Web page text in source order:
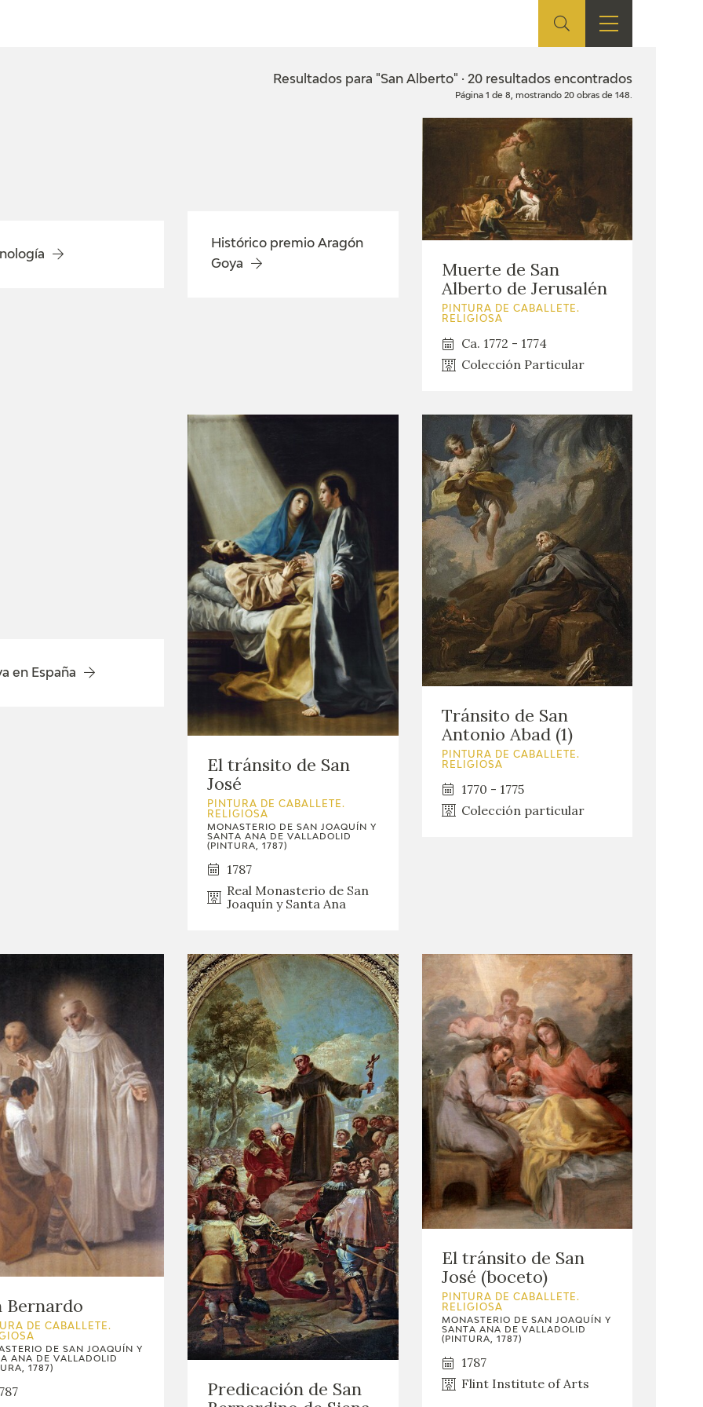
EDICIONES TIENDA EDUCA
RECURSOS
FICHAS ARASAAC
Resultados para "San Alberto" · 20 resultados encontrados
Página 1 de 8, mostrando 20 obras de 148.
Histórico premio Aragón
Goya
Muerte de San
Alberto de Jerusalén
PINTURA DE CABALLETE.
RELIGIOSA
Ca. 1772 - 1774
Colección Particular
en España
El tránsito de San
José
PINTURA DE CABALLETE.
RELIGIOSA
MONASTERIO DE SAN JOAQUÍN Y
SANTA ANA DE VALLADOLID
(PINTURA, 1787)
1787
Real Monasterio de San
Joaquín y Santa Ana
Tránsito de San
Antonio Abad (1)
PINTURA DE CABALLETE.
RELIGIOSA
1770 - 1775
Colección particular
Bernardo
DE CABALLETE.
DE SAN JOAQUÍN Y
ANA DE VALLADOLID
1787)
Predicación de San
El tránsito de San
José (boceto)
PINTURA DE CABALLETE.
RELIGIOSA
MONASTERIO DE SAN JOAQUÍN Y
SANTA ANA DE VALLADOLID
(PINTURA, 1787)
1787
Flint Institute of Arts